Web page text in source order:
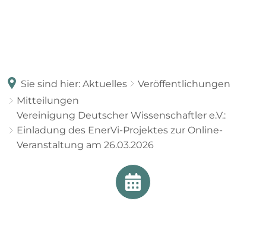
Sie sind hier: Aktuelles
Veröffentlichungen
Mitteilungen
Vereinigung Deutscher Wissenschaftler e.V.:
Einladung des EnerVi-Projektes zur Online-
Veranstaltung am 26.03.2026